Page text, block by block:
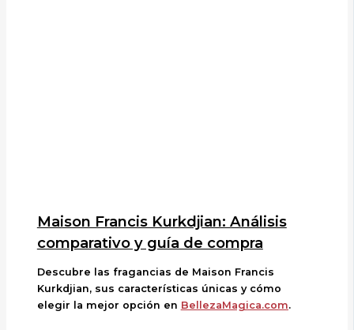
Maison Francis Kurkdjian: Análisis
comparativo y guía de compra
Descubre las fragancias de Maison Francis
Kurkdjian, sus características únicas y cómo
elegir la mejor opción en BellezaMagica.com.